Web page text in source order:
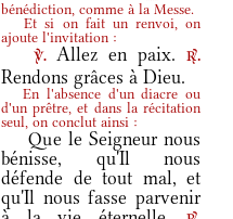
bénédiction, comme à la Messe.
Et si on fait un renvoi, on
ajoute l'invitation :
v.Allez en paix.r.
Rendons grâces à Dieu.
En l'absence d'un diacre ou
d'un prêtre, et dans la récitation
seul, on conclut ainsi :
Que le Seigneur nous
bénisse, qu'Il nous
défende de tout mal, et
qu'Il nous fasse parvenir